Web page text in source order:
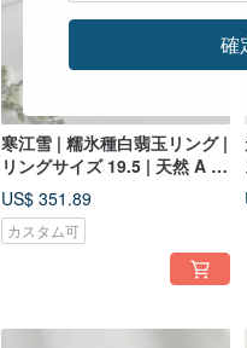
寒江雪 | 糯氷種白翡玉リング |
リングサイズ 19.5 | 天然 A 貨
翡翠
US$ 351.89
カスタム可
確